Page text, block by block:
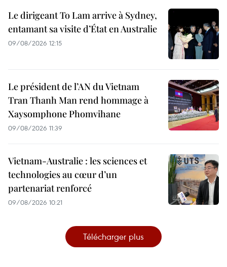
Le dirigeant To Lam arrive à Sydney,
entamant sa visite d’État en Australie
09/08/2026 12:15
Le président de l’AN du Vietnam
Tran Thanh Man rend hommage à
Xaysomphone Phomvihane
09/08/2026 11:39
Vietnam-Australie : les sciences et
technologies au cœur d’un
partenariat renforcé
09/08/2026 10:21
Télécharger plus